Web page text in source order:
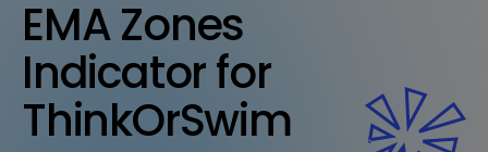
EMA Zones
Indicator for
ThinkOrSwim